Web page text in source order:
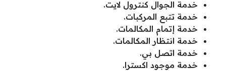
خدمة الجوال كنترول لايت.
خدمة تتبع المركبات.
خدمة إتمام المكالمات.
خدمة انتظار المكالمات.
خدمة اتصل بي.
خدمة موجود اكسترا.